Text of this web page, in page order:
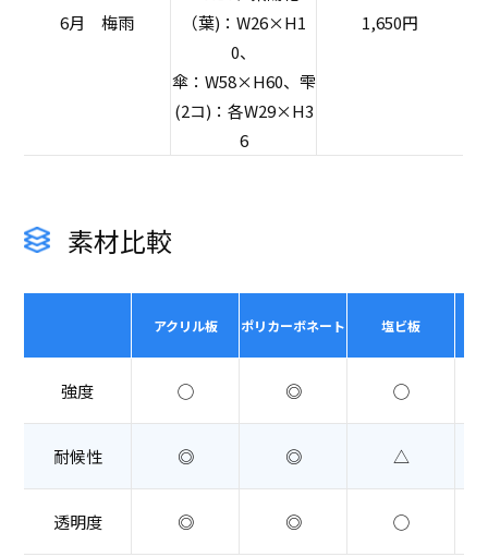
6月 梅雨
（葉)：W26×H1
0、
傘：W58×H60、雫
(2コ)：各W29×H3
6
1,650円
素材比較
アクリル板 ポリカーボネート 塩ビ板
強度 ◯ ◎ ◯
耐候性 ◎ ◎ △
透明度 ◎ ◎ ◯